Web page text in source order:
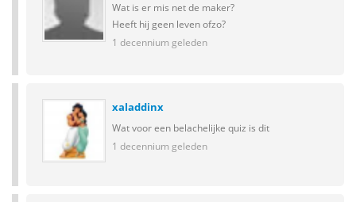
Wat is er mis net de maker?
Heeft hij geen leven ofzo?
1 decennium geleden
xaladdinx
Wat voor een belachelijke quiz is dit
1 decennium geleden